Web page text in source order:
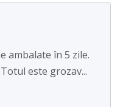
ambalate în 5 zile.
este grozav...